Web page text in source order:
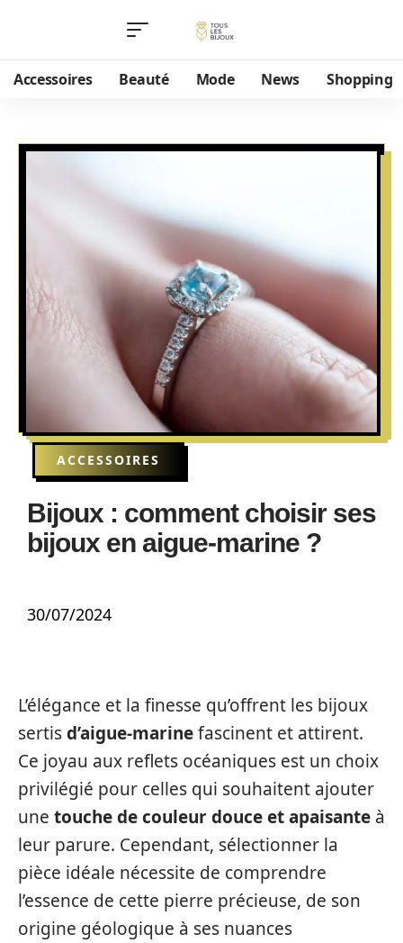
Accessoires Beauté Mode News Shopping
ACCESSOIRES
Bijoux : comment choisir ses
bijoux en aigue-marine ?
30/07/2024
L’élégance et la finesse qu’offrent les bijoux
sertisd’aigue-marinefascinent et attirent.
Ce joyau aux reflets océaniques est un choix
privilégié pour celles qui souhaitent ajouter
une touche de couleur douce et apaisante à
leur parure. Cependant, sélectionner la
pièce idéale nécessite de comprendre
l’essence de cette pierre précieuse, de son
origine géologique à ses nuances